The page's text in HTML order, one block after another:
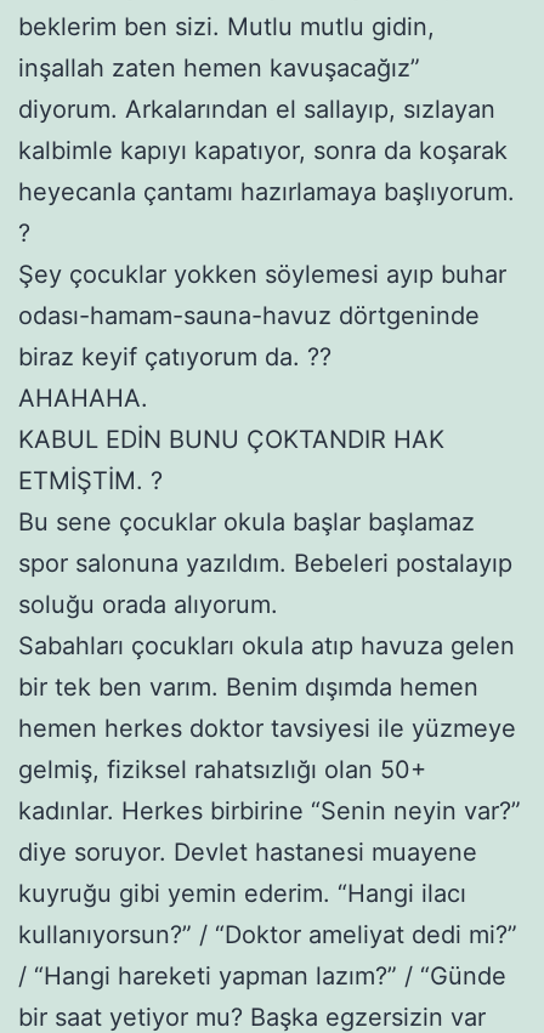
beklerim ben sizi. Mutlu mutlu gidin,
inşallah zaten hemen kavuşacağız”
diyorum. Arkalarından el sallayıp, sızlayan
kalbimle kapıyı kapatıyor, sonra da koşarak
heyecanla çantamı hazırlamaya başlıyorum.
?
Şey çocuklar yokken söylemesi ayıp buhar
odası-hamam-sauna-havuz dörtgeninde
biraz keyif çatıyorum da. ??
AHAHAHA.
KABUL EDİN BUNU ÇOKTANDIR HAK
ETMİŞTİM. ?
Bu sene çocuklar okula başlar başlamaz
spor salonuna yazıldım. Bebeleri postalayıp
soluğu orada alıyorum.
Sabahları çocukları okula atıp havuza gelen
bir tek ben varım. Benim dışımda hemen
hemen herkes doktor tavsiyesi ile yüzmeye
gelmiş, fiziksel rahatsızlığı olan 50+
kadınlar. Herkes birbirine “Senin neyin var?”
diye soruyor. Devlet hastanesi muayene
kuyruğu gibi yemin ederim. “Hangi ilacı
kullanıyorsun?” / “Doktor ameliyat dedi mi?”
/ “Hangi hareketi yapman lazım?” / “Günde
bir saat yetiyor mu? Başka egzersizin var